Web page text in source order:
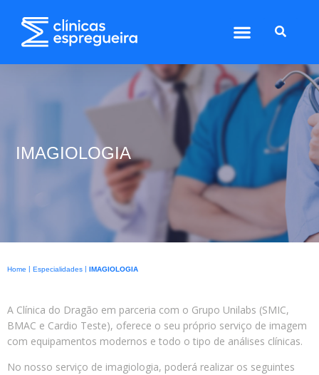
IMAGIOLOGIA
Home | Especialidades | IMAGIOLOGIA
A Clínica do Dragão em parceria com o Grupo Unilabs (SMIC,
BMAC e Cardio Teste), oferece o seu próprio serviço de imagem
com equipamentos modernos e todo o tipo de análises clínicas.
No nosso serviço de imagiologia, poderá realizar os seguintes